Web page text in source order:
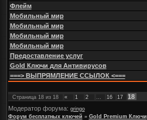
Флейм
Мобильный мир
Мобильный мир
Мобильный мир
Мобильный мир
Предоставление услуг
Gold Ключи для Антивирусов
===> ВЫПРЯМЛЕНИЕ ССЫЛОК <===
Страница 18из 18 « 1 2 … 16 17
18
Модератор форума: gringo
Форум бесплатных ключей » Gold Premium Ключи